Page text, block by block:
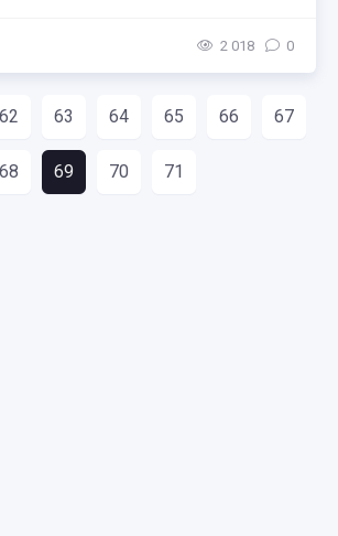
2 018 0
62 63 64 65 66 67
68 69 70 71